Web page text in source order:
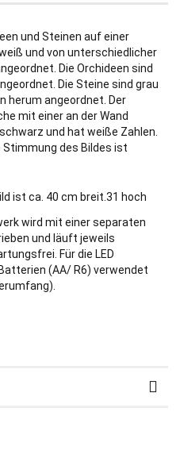
und Steinen auf einer
und von unterschiedlicher
Die Orchideen sind
Die Steine sind grau
herum angeordnet. Der
mit einer an der Wand
und hat weiße Zahlen.
Stimmung des Bildes ist
ist ca. 40 cm breit.31 hoch
wird mit einer separaten
und läuft jeweils
Für die LED
(AA/ R6) verwendet